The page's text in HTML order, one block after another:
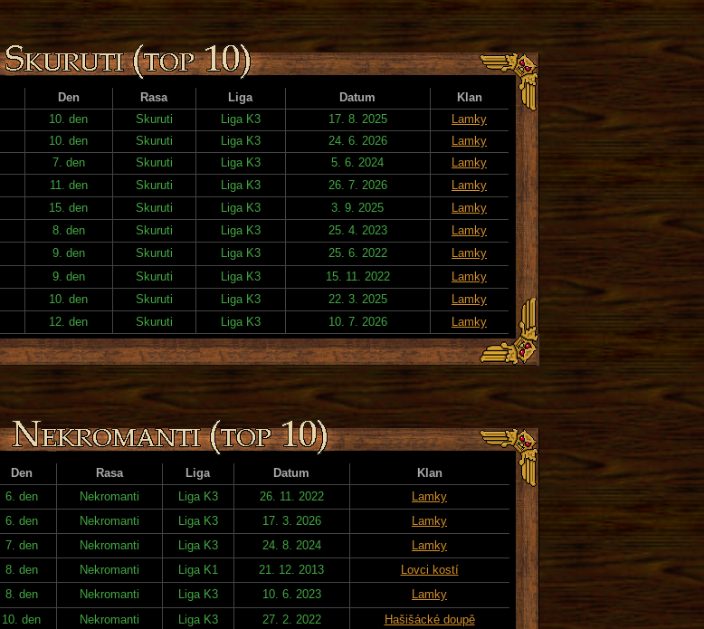
Den Rasa Liga Datum
Klan
10. den Skuruti Liga K3 17. 8. 2025
Lamky
10. den Skuruti Liga K3 24. 6. 2026
Lamky
7. den Skuruti Liga K3 5. 6. 2024
Lamky
11. den Skuruti Liga K3 26. 7. 2026
Lamky
15. den Skuruti Liga K3 3. 9. 2025
Lamky
8. den Skuruti Liga K3 25. 4. 2023
Lamky
9. den Skuruti Liga K3 25. 6. 2022
Lamky
9. den Skuruti Liga K3 15. 11. 2022
Lamky
10. den Skuruti Liga K3 22. 3. 2025
Lamky
12. den Skuruti Liga K3 10. 7. 2026 Lamky
Den Rasa Liga Datum
Klan
6. den Nekromanti Liga K3 26. 11. 2022
Lamky
6. den Nekromanti Liga K3 17. 3. 2026
Lamky
7. den Nekromanti Liga K3 24. 8. 2024
Lamky
8. den Nekromanti Liga K1 21. 12. 2013
Lovci kostí
8. den Nekromanti Liga K3 10. 6. 2023
Lamky
10. den Nekromanti Liga K3 27. 2. 2022
Hašišácké doupě